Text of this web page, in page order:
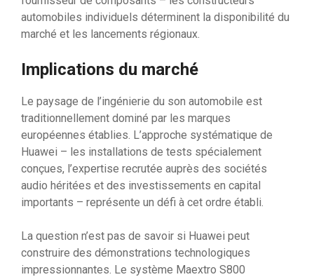
automobiles individuels déterminent la disponibilité du
marché et les lancements régionaux.
Implications du marché
Le paysage de l’ingénierie du son automobile est
traditionnellement dominé par les marques
européennes établies. L’approche systématique de
Huawei – les installations de tests spécialement
conçues, l’expertise recrutée auprès des sociétés
audio héritées et des investissements en capital
importants – représente un défi à cet ordre établi.
La question n’est pas de savoir si Huawei peut
construire des démonstrations technologiques
impressionnantes. Le système Maextro S800